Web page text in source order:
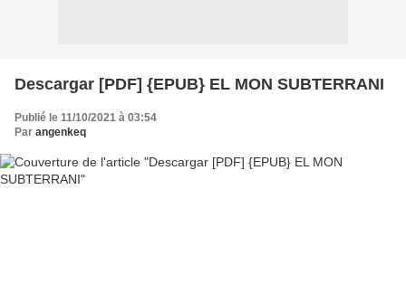
Descargar [PDF] {EPUB} EL MON SUBTERRANI
Publié le 11/10/2021 à 03:54
Par angenkeq